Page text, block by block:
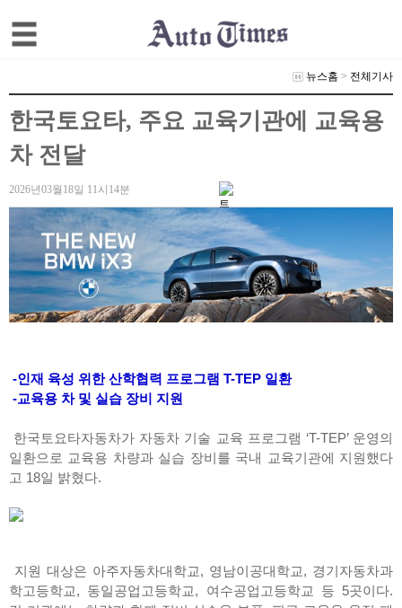
뉴스홈 > 전체기사
한국토요타, 주요 교육기관에 교육용
차 전달
2026년03월18일 11시14분
-인재 육성 위한 산학협력 프로그램 T-TEP 일환
-교육용 차 및 실습 장비 지원
한국토요타자동차가 자동차 기술 교육 프로그램 ‘T-TEP’ 운영의
일환으로 교육용 차량과 실습 장비를 국내 교육기관에 지원했다
고 18일 밝혔다.
지원 대상은 아주자동차대학교, 영남이공대학교, 경기자동차과
학고등학교, 동일공업고등학교, 여수공업고등학교 등 5곳이다.